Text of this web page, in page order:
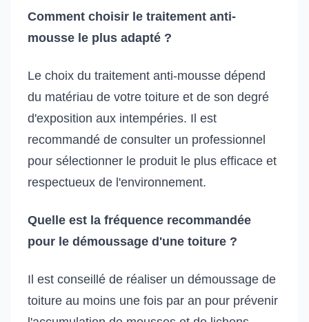
Comment choisir le traitement anti-
mousse le plus adapté ?
Le choix du traitement anti-mousse dépend
du matériau de votre toiture et de son degré
d'exposition aux intempéries. Il est
recommandé de consulter un professionnel
pour sélectionner le produit le plus efficace et
respectueux de l'environnement.
Quelle est la fréquence recommandée
pour le démoussage d'une toiture ?
Il est conseillé de réaliser un démoussage de
toiture au moins une fois par an pour prévenir